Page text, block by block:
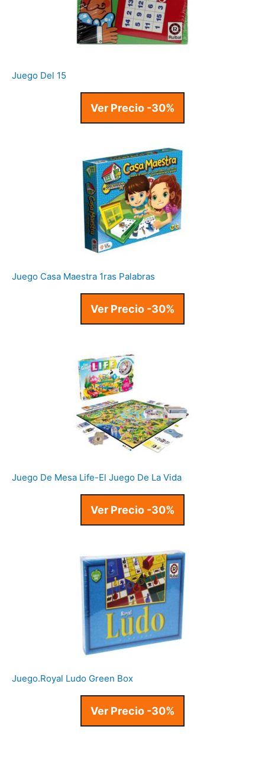
Juego Del 15
Ver Precio -30%
Juego Casa Maestra 1ras Palabras
Ver Precio -30%
Juego De Mesa Life-El Juego De La Vida
Ver Precio -30%
Juego.Royal Ludo Green Box
Ver Precio -30%